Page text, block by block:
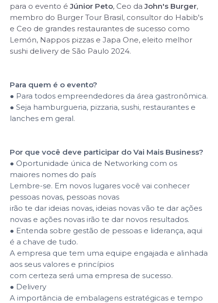
para o evento éJúnior Peto, Ceo da John's Burger,
membro do Burger Tour Brasil, consultor do Habib's
e Ceo de grandes restaurantes de sucesso como
Lemón, Nappos pizzas e Japa One, eleito melhor
sushi delivery de São Paulo 2024.
Para quem é o evento?
● Para todos empreendedores da área gastronômica.
● Seja hamburgueria, pizzaria, sushi, restaurantes e
lanches em geral.
Por que você deve participar do Vai Mais Business?
● Oportunidade única de Networking com os
maiores nomes do país
Lembre-se. Em novos lugares você vai conhecer
pessoas novas, pessoas novas
irão te dar ideias novas, ideias novas vão te dar ações
novas e ações novas irão te dar novos resultados.
● Entenda sobre gestão de pessoas e liderança, aqui
é a chave de tudo.
A empresa que tem uma equipe engajada e alinhada
aos seus valores e princípios
com certeza será uma empresa de sucesso.
● Delivery
A importância de embalagens estratégicas e tempo